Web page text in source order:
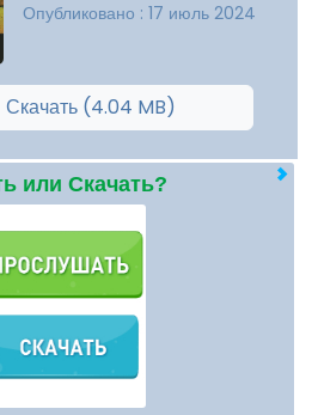
Опубликовано : 17 июль 2024
Скачать (4.04 MB)
или Скачать?